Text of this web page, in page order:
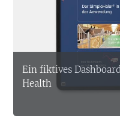
Ein fiktives
Health
Text-to-Speech